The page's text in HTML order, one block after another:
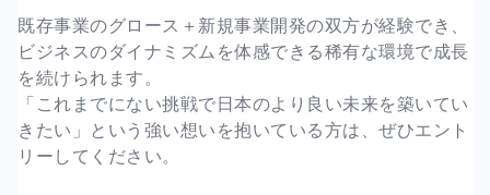
既存事業のグロース＋新規事業開発の双方が経験でき、
ビジネスのダイナミズムを体感できる稀有な環境で成長
を続けられます。
「これまでにない挑戦で日本のより良い未来を築いてい
きたい」という強い想いを抱いている方は、ぜひエント
リーしてください。